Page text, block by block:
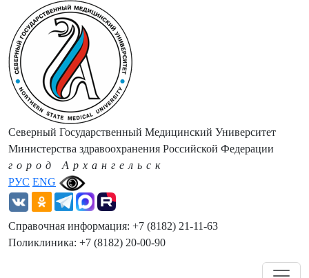
РУС ENG
Северный Государственный Медицинский Университет
Министерства здравоохранения Российской Федерации
город Архангельск
Справочная информация: +7 (8182) 21-11-63
Поликлиника: +7 (8182) 20-00-90